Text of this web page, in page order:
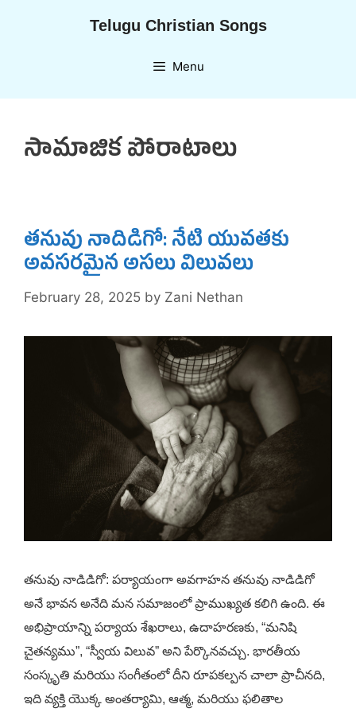
Telugu Christian Songs
Menu
సామాజిక పోరాటాలు
తనువు నాదిడిగో: నేటి యువతకు
అవసరమైన అసలు విలువలు
February 28, 2025 by Zani Nethan
తనువు నాడిడిగో: పర్యాయంగా అవగాహన తనువు నాడిడిగో
అనే భావన అనేది మన సమాజంలో ప్రాముఖ్యత కలిగి ఉంది. ఈ
అభిప్రాయాన్ని పర్యాయ శేఖరాలు, ఉదాహరణకు, “మనిషి
చైతన్యము”, “స్వీయ విలువ” అని పేర్కొనవచ్చు. భారతీయ
సంస్కృతి మరియు సంగీతంలో దీని రూపకల్పన చాలా ప్రాచీనది,
ఇది వ్యక్తి యొక్క అంతర్యామి, ఆత్మ, మరియు ఫలితాల